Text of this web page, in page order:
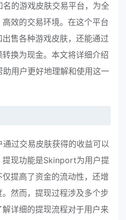
的游戏皮肤交易平台，为全
效的交易环境。在这个平台
售各种游戏皮肤，还能通过
换为现金。本文将详细介绍
用户更好地理解和使用这一
过交易皮肤获得的收益可以
提现功能是Skinport为用户提
提高了资金的流动性，还增
然而，提现过程涉及多个步
详细的提现流程对于用户来